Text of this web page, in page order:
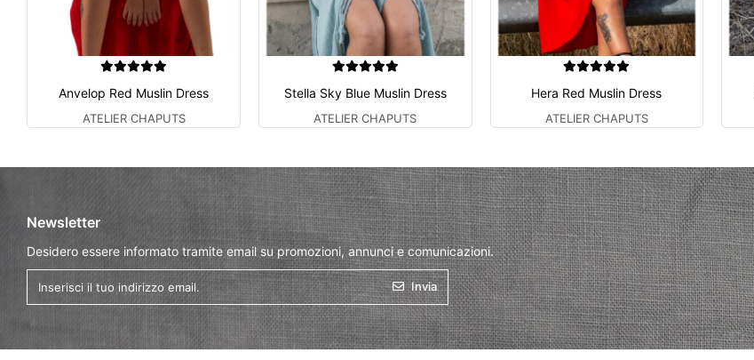
Anvelop Red Muslin Dress
ATELIER CHAPUTS
Stella Sky Blue Muslin Dress
ATELIER CHAPUTS
Hera Red Muslin Dress
ATELIER CHAPUTS
Newsletter
Desidero essere informato tramite email su promozioni, annunci e comunicazioni.
Invia